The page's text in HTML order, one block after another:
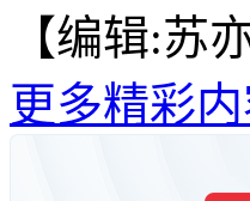
【编辑:苏
更多精彩